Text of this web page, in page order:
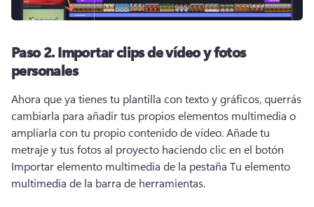
Paso 2.Importar clips de vídeo y fotos
personales
Ahora que ya tienes tu plantilla con texto y gráficos, querrás
cambiarla para añadir tus propios elementos multimedia o
ampliarla con tu propio contenido de vídeo. Añade tu
metraje y tus fotos al proyecto haciendo clic en el botón
Importar elemento multimedia de la pestaña Tu elemento
multimedia de la barra de herramientas.